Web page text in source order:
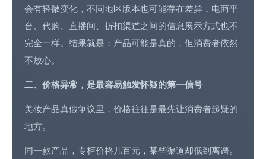
会有轻微变化，不同地区版本也可能存在差异，电商平
台、代购、直播间、折扣渠道之间的信息展示方式也不
完全一样。结果就是：产品可能是真的，但消费者依然
不放心。
二、价格异常，是最容易触发怀疑的第一信号
美妆产品真假争议里，价格往往是最先让消费者起疑的
地方。
同一款产品，专柜价格几百元，某些渠道却低到离谱。